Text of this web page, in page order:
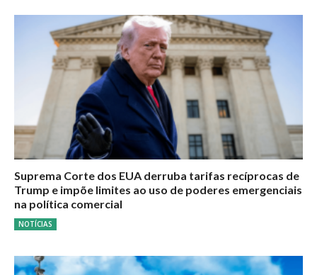
Suprema Corte dos EUA derruba tarifas recíprocas de
Trump e impõe limites ao uso de poderes emergenciais
na política comercial
NOTÍCIAS